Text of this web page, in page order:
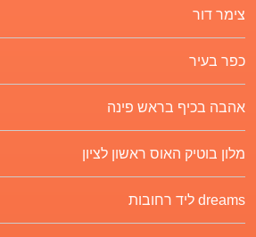
צימר דור
כפר בעיר
אהבה בכיף בראש פינה
מלון בוטיק האוס ראשון לציון
dreams ליד רחובות